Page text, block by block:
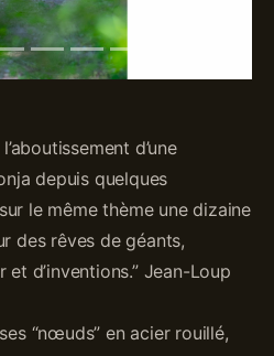
d’une
depuis quelques
le même thème une dizaine
des rêves de géants,
d’inventions.” Jean-Loup
“nœuds” en acier rouillé,